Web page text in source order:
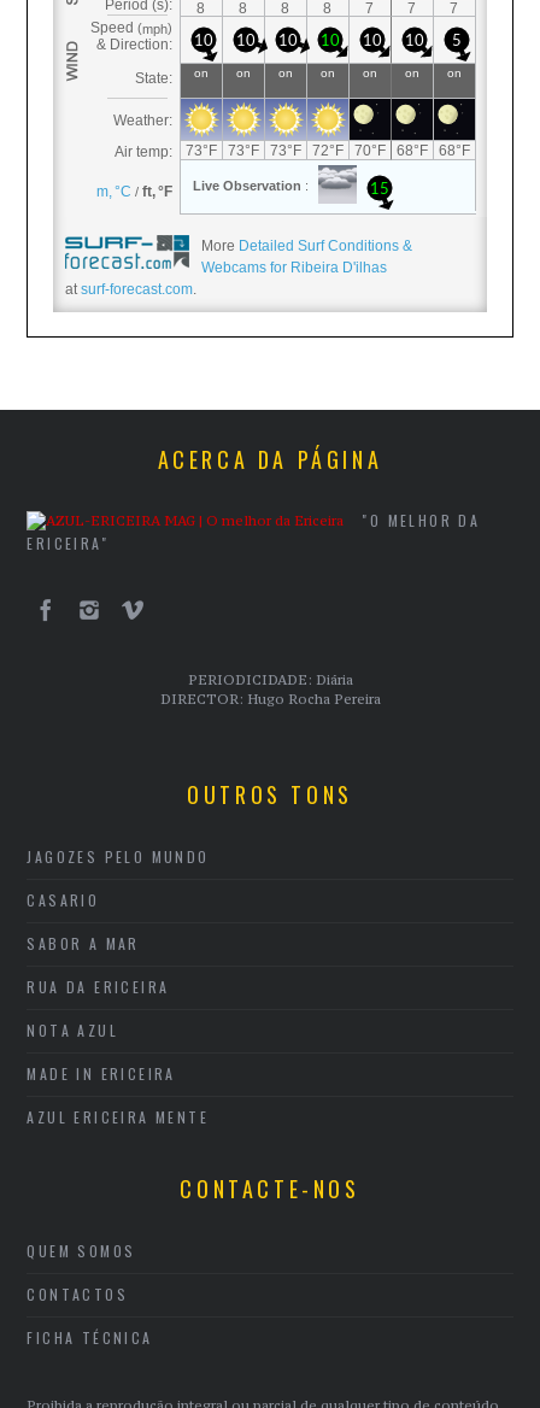
More Detailed Surf Conditions &
Webcams for Ribeira D'ilhas
atsurf-forecast.com.
ACERCA DA PÁGINA
"O MELHOR DA
ERICEIRA"
PERIODICIDADE: Diária
DIRECTOR: Hugo Rocha Pereira
OUTROS TONS
JAGOZES PELO MUNDO
CASARIO
SABOR A MAR
RUA DA ERICEIRA
NOTA AZUL
MADE IN ERICEIRA
AZUL ERICEIRA MENTE
CONTACTE-NOS
QUEM SOMOS
CONTACTOS
FICHA TÉCNICA